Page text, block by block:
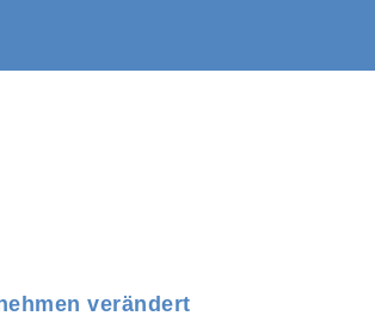
verändert